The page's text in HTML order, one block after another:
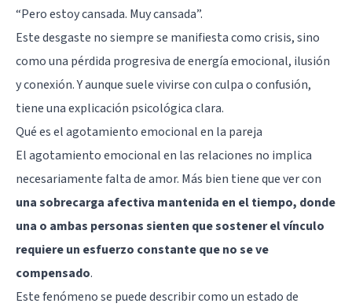
“Pero estoy cansada. Muy cansada”.
Este desgaste no siempre se manifiesta como crisis, sino
como una pérdida progresiva de energía emocional, ilusión
y conexión. Y aunque suele vivirse conculpao confusión,
tiene una explicación psicológica clara.
Qué es el agotamiento emocional en la pareja
El agotamiento emocional en las relaciones no implica
necesariamente falta de amor. Más bien tiene que ver con
una sobrecarga afectiva mantenida en el tiempo, donde
una o ambas personas sienten que sostener el vínculo
requiere un esfuerzo constante que no se ve
compensado.
Este fenómeno se puede describir como un estado de